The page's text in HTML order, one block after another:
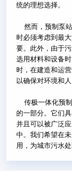
统的理想选择。
然而，预制泵
时必须考虑到最
要。此外，由于
选用材料和设备
时，在建造和运
以确保对环境和
传极一体化预
的一部分。它们
并且可以被广泛
中。我们希望在
用，为城市污水